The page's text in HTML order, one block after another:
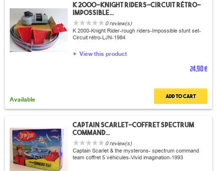
K 2000-Knight Riders-Circuit rétro-
impossible...
0 review(s)
K 2000-Knight Rider-rough riders-Impossible stunt set-
Circuit rétro-LJN-1984
View this product
24,90 €
Available Add to cart
Captain Scarlet-coffret spectrum
command...
0 review(s)
Captain Scarlet & the mysterons- spectrum command
team coffret 5 véhicules-Vivid imagination-1993